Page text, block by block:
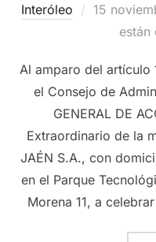
Interóleo
Publicado
15
están
Al amparo del artículo
el Consejo de
GENERAL DE
Extraordinario de la
JAÉN S.A., con
en el Parque
Morena 11, a